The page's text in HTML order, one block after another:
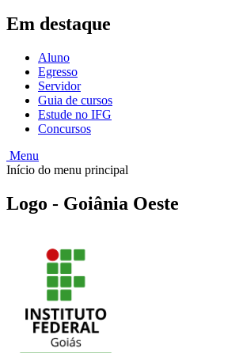
Em destaque
Aluno
Egresso
Servidor
Guia de cursos
Estude no IFG
Concursos
Menu
Início do menu principal
Logo - Goiânia Oeste